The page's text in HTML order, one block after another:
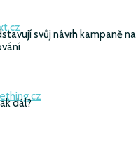
svůj návrh kampaně na
dál?